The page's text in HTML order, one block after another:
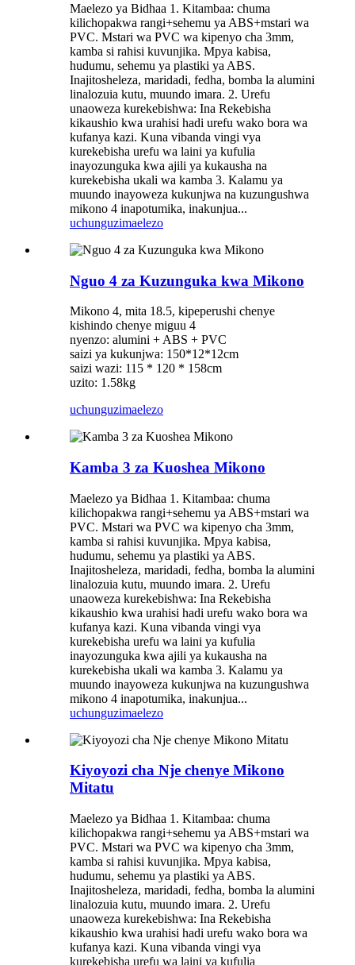
Maelezo ya Bidhaa 1. Kitambaa: chuma
kilichopakwa rangi+sehemu ya ABS+mstari wa
PVC. Mstari wa PVC wa kipenyo cha 3mm,
kamba si rahisi kuvunjika. Mpya kabisa,
hudumu, sehemu ya plastiki ya ABS.
Inajitosheleza, maridadi, fedha, bomba la alumini
linalozuia kutu, muundo imara. 2. Urefu
unaoweza kurekebishwa: Ina Rekebisha
kikaushio kwa urahisi hadi urefu wako bora wa
kufanya kazi. Kuna vibanda vingi vya
kurekebisha urefu wa laini ya kufulia
inayozunguka kwa ajili ya kukausha na
kurekebisha ukali wa kamba 3. Kalamu ya
muundo inayoweza kukunjwa na kuzungushwa
mikono 4 inapotumika, inakunjua...
uchunguzimaelezo
Nguo 4 za Kuzunguka kwa Mikono
Mikono 4, mita 18.5, kipeperushi chenye
kishindo chenye miguu 4
nyenzo: alumini + ABS + PVC
saizi ya kukunjwa: 150*12*12cm
saizi wazi: 115 * 120 * 158cm
uzito: 1.58kg
uchunguzimaelezo
Kamba 3 za Kuoshea Mikono
Maelezo ya Bidhaa 1. Kitambaa: chuma
kilichopakwa rangi+sehemu ya ABS+mstari wa
PVC. Mstari wa PVC wa kipenyo cha 3mm,
kamba si rahisi kuvunjika. Mpya kabisa,
hudumu, sehemu ya plastiki ya ABS.
Inajitosheleza, maridadi, fedha, bomba la alumini
linalozuia kutu, muundo imara. 2. Urefu
unaoweza kurekebishwa: Ina Rekebisha
kikaushio kwa urahisi hadi urefu wako bora wa
kufanya kazi. Kuna vibanda vingi vya
kurekebisha urefu wa laini ya kufulia
inayozunguka kwa ajili ya kukausha na
kurekebisha ukali wa kamba 3. Kalamu ya
muundo inayoweza kukunjwa na kuzungushwa
mikono 4 inapotumika, inakunjua...
uchunguzimaelezo
Kiyoyozi cha Nje chenye Mikono
Mitatu
Maelezo ya Bidhaa 1. Kitambaa: chuma
kilichopakwa rangi+sehemu ya ABS+mstari wa
PVC. Mstari wa PVC wa kipenyo cha 3mm,
kamba si rahisi kuvunjika. Mpya kabisa,
hudumu, sehemu ya plastiki ya ABS.
Inajitosheleza, maridadi, fedha, bomba la alumini
linalozuia kutu, muundo imara. 2. Urefu
unaoweza kurekebishwa: Ina Rekebisha
kikaushio kwa urahisi hadi urefu wako bora wa
kufanya kazi. Kuna vibanda vingi vya
kurekebisha urefu wa laini ya kufulia